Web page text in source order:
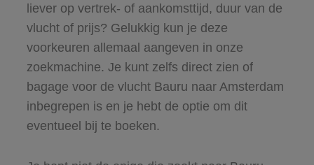
liever op vertrek- of aankomsttijd, duur van de
vlucht of prijs? Gelukkig kun je deze
voorkeuren allemaal aangeven in onze
zoekmachine. Je kunt zelfs direct zien of
bagage voor de vlucht Bauru naar Amsterdam
inbegrepen is en je hebt de optie om dit
eventueel bij te boeken.